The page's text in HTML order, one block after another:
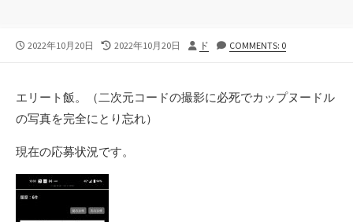
公
2022年10月20日
最
新
日
2022年10月20日
投
ド COMMENTS: 0
エリート飯。（二次元コードの撮影に必死でカップヌードル
の写真を完全にとり忘れ）
現在の応募状況です。